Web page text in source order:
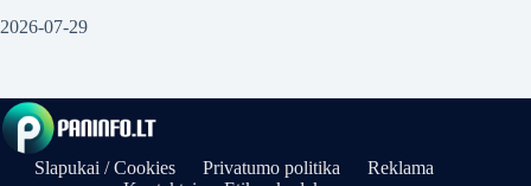
2026-07-29
Slapukai / Cookies Privatumo politika
Reklama